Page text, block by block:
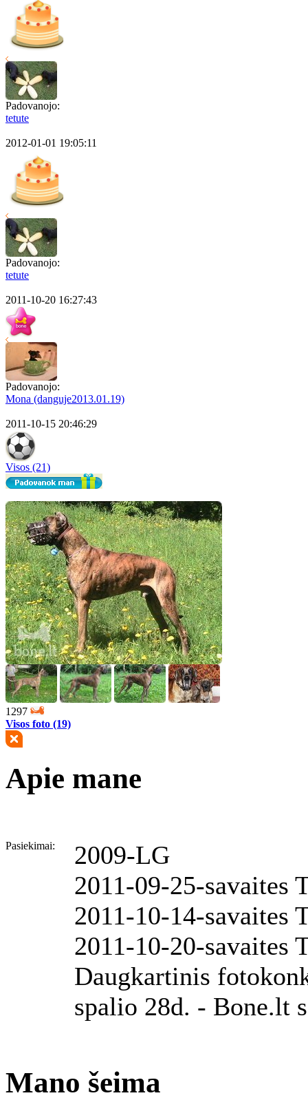
Padovanojo:
tetute
2012-01-01 19:05:11
Padovanojo:
tetute
2011-10-20 16:27:43
Padovanojo:
Mona (danguje2013.01.19)
2011-10-15 20:46:29
Visos (21)
1297
Visos foto (19)
Apie mane
Pasiekimai:
2009-LG
2011-09-25-savaites
2011-10-14-savaites
2011-10-20-savaites
Daugkartinis
spalio 28d. - Bone.lt
Mano šeima